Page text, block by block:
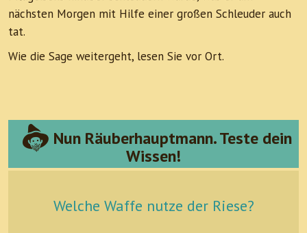
nächsten Morgen mit Hilfe einer großen Schleuder auch
tat.
Wie die Sage weitergeht, lesen Sie vor Ort.
Nun Räuberhauptmann. Teste dein
Wissen!
Welche Waffe nutze der Riese?